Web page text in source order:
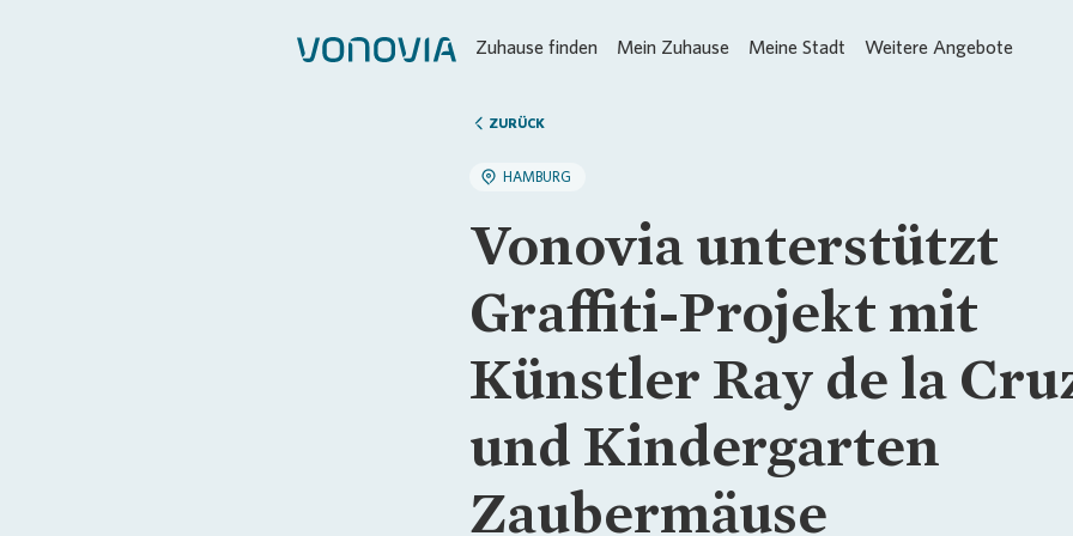
Zuhause finden Mein Zuhause Meine Stadt Weitere Angebote
ZURÜCK
HAMBURG
Vonovia unterstützt
Graffiti-Projekt mit
Künstler Ray de la
und Kindergarten
Zaubermäuse